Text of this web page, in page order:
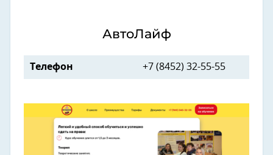
АвтоЛайф
Телефон +7 (8452) 32-55-55